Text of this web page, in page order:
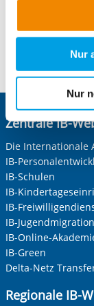
Funktionen für
alle Cookie-
nachfolgender
Zwecke
für die Zukunft
Cookies, die
aufgerufenen
berechtigter
Einwilligung.
Nur
Nur
Zentrale IB-
Die Internationale
IB-
IB-Schulen
IB-
IB-
IB-
IB-Online-
IB-Green
Delta-Netz
Regionale IB-